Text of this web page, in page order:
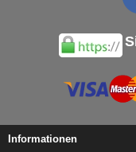
Informationen